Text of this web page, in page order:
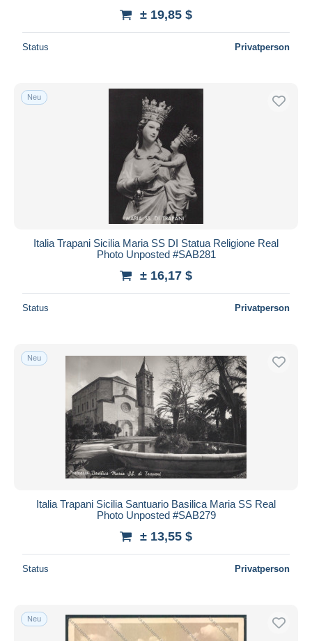
± 19,85 $
Status Privatperson
Neu
Italia Trapani Sicilia Maria SS DI Statua Religione Real
Photo Unposted #SAB281
± 16,17 $
Status Privatperson
Neu
Italia Trapani Sicilia Santuario Basilica Maria SS Real
Photo Unposted #SAB279
± 13,55 $
Status Privatperson
Neu